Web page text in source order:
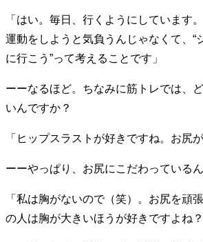
「はい。毎日、行くようにしています
運動をしようと気負うんじゃなくて、“
に行こう”って考えることです」
ーーなるほど。ちなみに筋トレでは、
いんですか？
「ヒップスラストが好きですね。お尻
ーーやっぱり、お尻にこだわっているん
「私は胸がないので（笑）。お尻を頑
の人は胸が大きいほうが好きですよね？